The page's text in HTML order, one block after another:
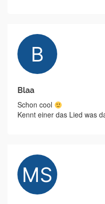
Blaa
Schon cool
Kennt einer das Lied was